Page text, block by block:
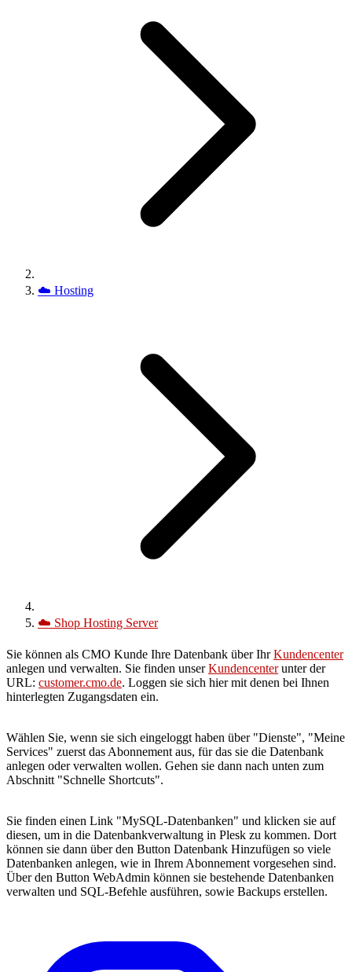
☁️ Hosting
☁️ Shop Hosting Server
Sie können als CMO Kunde Ihre Datenbank über IhrKundencenter
anlegen und verwalten. Sie finden unserKundencenterunter der
URL: customer.cmo.de. Loggen sie sich hier mit denen bei Ihnen
hinterlegten Zugangsdaten ein.
Wählen Sie, wenn sie sich eingeloggt haben über "Dienste", "Meine
Services" zuerst das Abonnement aus, für das sie die Datenbank
anlegen oder verwalten wollen. Gehen sie dann nach unten zum
Abschnitt "Schnelle Shortcuts".
Sie finden einen Link "MySQL-Datenbanken" und klicken sie auf
diesen, um in die Datenbankverwaltung in Plesk zu kommen. Dort
können sie dann über den Button Datenbank Hinzufügen so viele
Datenbanken anlegen, wie in Ihrem Abonnement vorgesehen sind.
Über den Button WebAdmin können sie bestehende Datenbanken
verwalten und SQL-Befehle ausführen, sowie Backups erstellen.